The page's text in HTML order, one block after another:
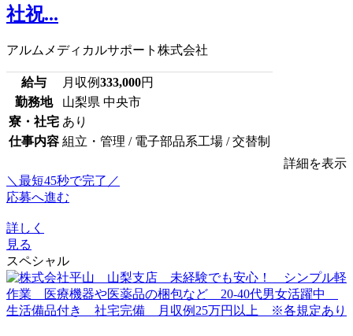
社祝...
アルムメディカルサポート株式会社
給与 月収例333,000円
勤務地
山梨県 中央市
寮・社宅 あり
仕事内容 組立・管理 / 電子部品系工場 / 交替制
詳細を表示
＼最短45秒で完了／
応募へ進む
詳しく
見る
スペシャル